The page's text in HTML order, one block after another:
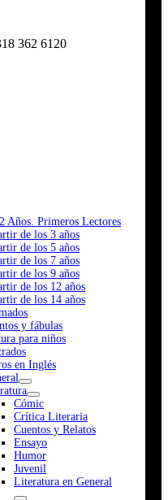
362 6120
Años. Primeros Lectores
de los 3 años
de los 5 años
de los 7 años
de los 9 años
de los 12 años
de los 14 años
y fábulas
para niños
en Inglés
Cómic
Crítica Literaria
Cuentos y Relatos
Ensayo
Humor
Juvenil
Literatura en General